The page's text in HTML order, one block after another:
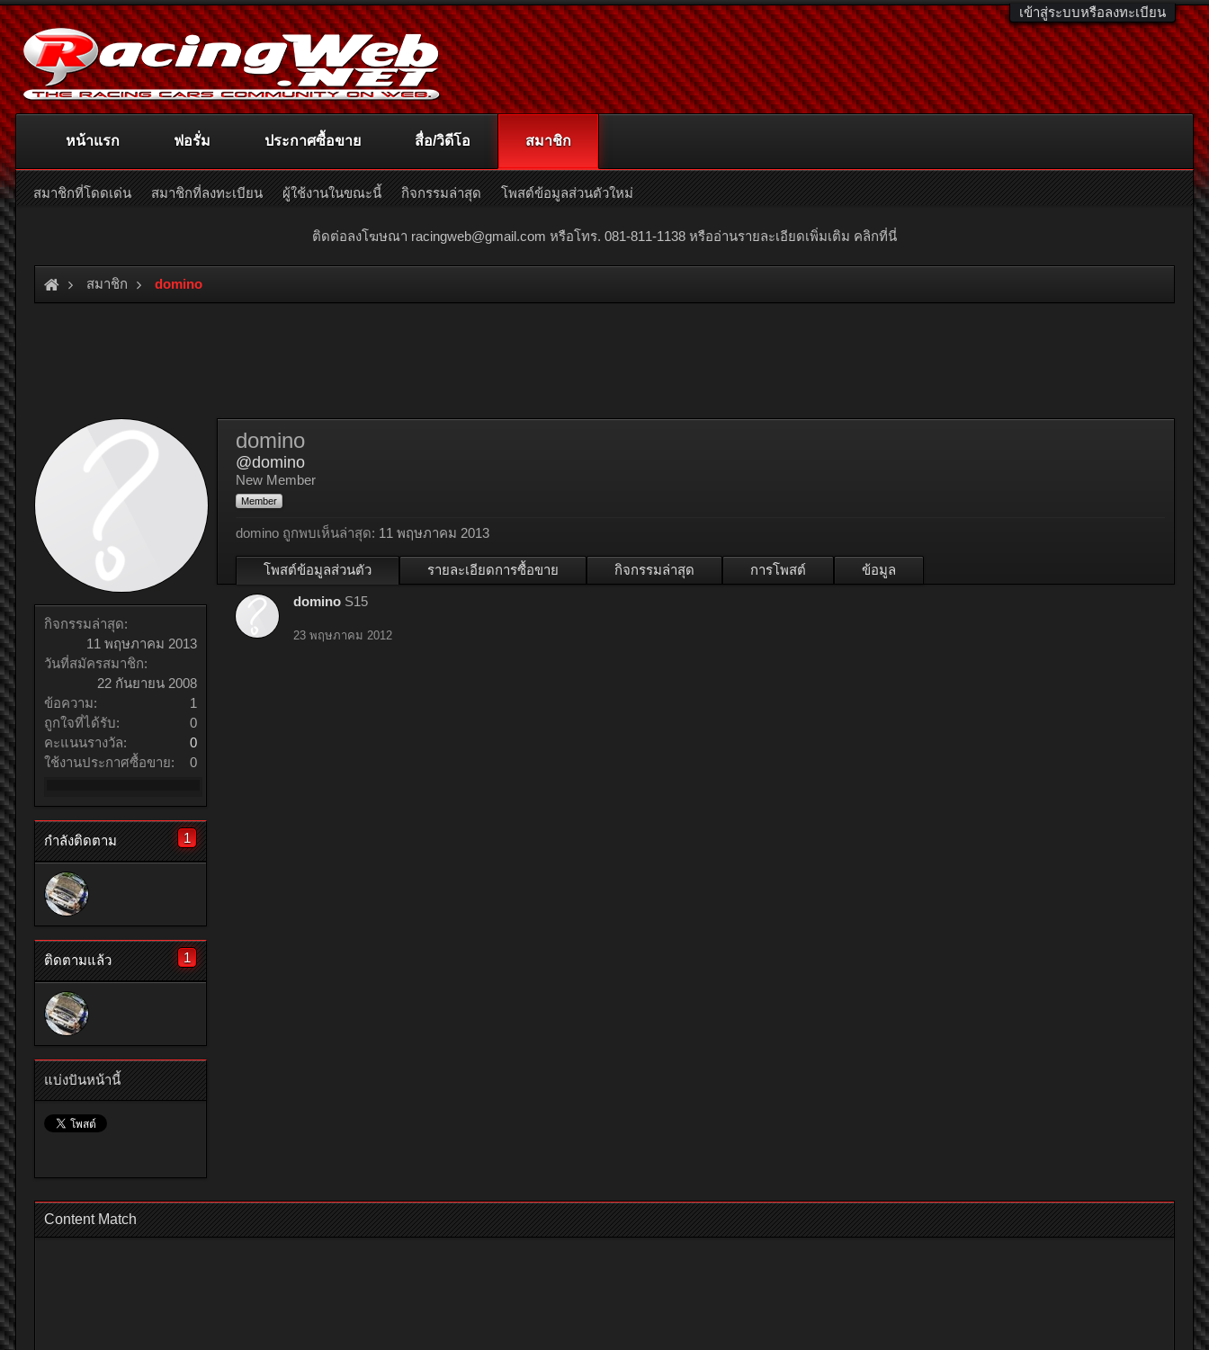
เข้าสู่ระบบหรือลงทะเบียน
ติดต่อลงโฆษณา racingweb@gmail.com หรือโทร. 081-811-1138 หรืออ่านรายละเอียดเพิ่มเติม คลิกที่นี่
สมาชิก domino
กิจกรรมล่าสุด:
11 พฤษภาคม 2013
วันที่สมัครสมาชิก:
22 กันยายน 2008
ข้อความ:
1
ถูกใจที่ได้รับ:
0
คะแนนรางวัล:
0
ใช้งานประกาศซื้อขาย:
0
กำลังติดตาม 1
ติดตามแล้ว 1
แบ่งปันหน้านี้
domino
@domino
New Member
Member
domino ถูกพบเห็นล่าสุด: 11 พฤษภาคม 2013
โพสต์ข้อมูลส่วนตัว รายละเอียดการซื้อขาย กิจกรรมล่าสุด การโพสต์ ข้อมูล
domino S15
23 พฤษภาคม 2012
Content Match
หน้าแรก ฟอรั่ม ประกาศซื้อขาย สื่อ/วิดีโอ สมาชิก
สมาชิกที่โดดเด่น สมาชิกที่ลงทะเบียน ผู้ใช้งานในขณะนี้ กิจกรรมล่าสุด โพสต์ข้อมูลส่วนตัวใหม่